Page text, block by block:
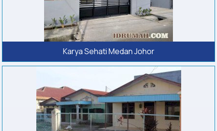
Karya Sehati Medan Johor